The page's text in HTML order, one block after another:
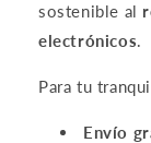
sostenible al
electrónicos.
Para tu
Envío